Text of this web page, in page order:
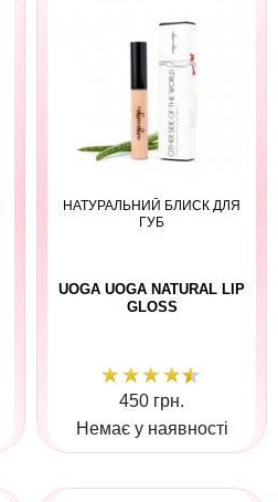
НАТУРАЛЬНИЙ БЛИСК ДЛЯ
ГУБ
UOGA UOGA NATURAL LIP
GLOSS
450 грн.
Немає у наявності